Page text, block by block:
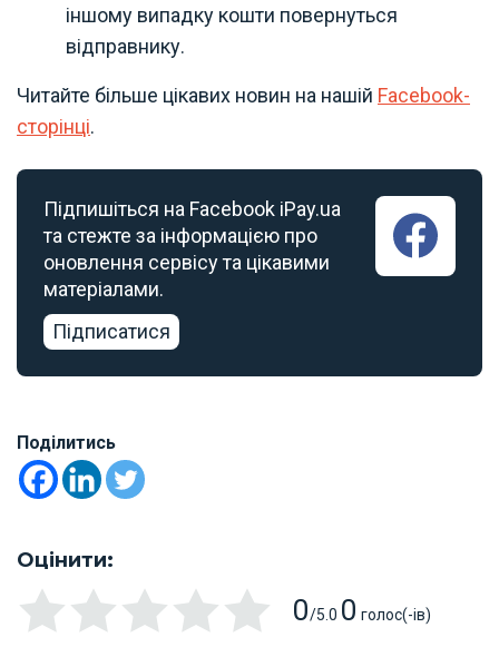
іншому випадку кошти повернуться
відправнику.
Читайте більше цікавих новин на нашій Facebook-
сторінці.
Підпишіться на Facebook iPay.ua
та стежте за інформацією про
оновлення сервісу та цікавими
матеріалами.
Підписатися
Поділитись
Оцінити:
0/5.0 0 голос(-ів)